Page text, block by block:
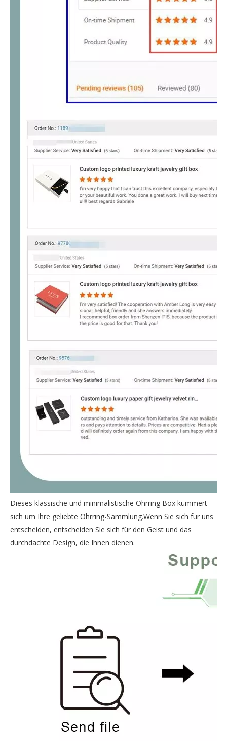
Dieses klassische und minimalistische Ohrring Box kümmert
sich um Ihre geliebte Ohrring-Sammlung.Wenn Sie sich für uns
entscheiden, entscheiden Sie sich für den Geist und das
durchdachte Design, die Ihnen dienen.